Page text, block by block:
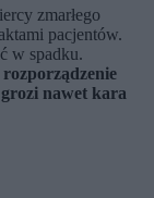
zmarłego
pacjentów.
w spadku.
nawet kara